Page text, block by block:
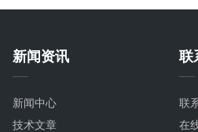
新闻资讯
新闻中心
技术文章
联
联
在